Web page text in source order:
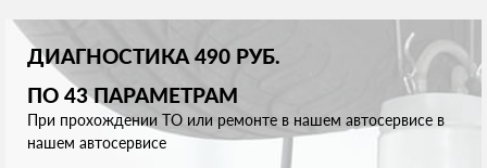
ДИАГНОСТИКА 490 РУБ.
ПО 43 ПАРАМЕТРАМ
При прохождении ТО или ремонте в нашем автосервисе в
нашем автосервисе